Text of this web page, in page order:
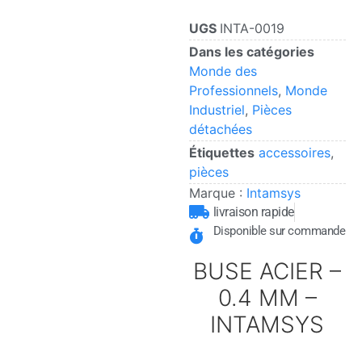
UGS INTA-0019
Dans les catégories
Monde des
Professionnels, Monde
Industriel, Pièces
détachées
Étiquettes accessoires,
pièces
Marque : Intamsys
livraison rapide
Disponible sur commande
BUSE ACIER –
0.4 MM –
INTAMSYS